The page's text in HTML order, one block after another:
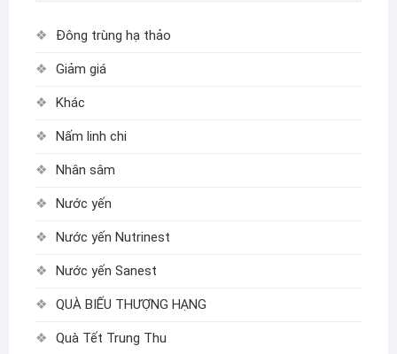
Đông trùng hạ thảo
Giảm giá
Khác
Nấm linh chi
Nhân sâm
Nước yến
Nước yến Nutrinest
Nước yến Sanest
QUÀ BIẾU THƯỢNG HẠNG
Quà Tết Trung Thu